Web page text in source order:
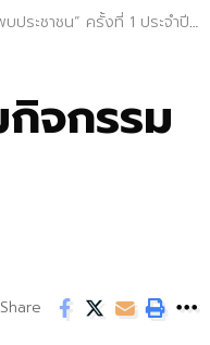
ครั้งที่ 1 ประจำปีงบประมาณ 2568
จกรรม
Share